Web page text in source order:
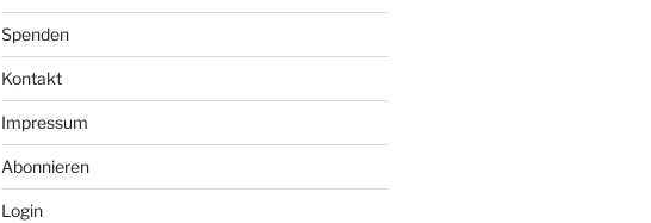
Spenden
Kontakt
Impressum
Abonnieren
Login